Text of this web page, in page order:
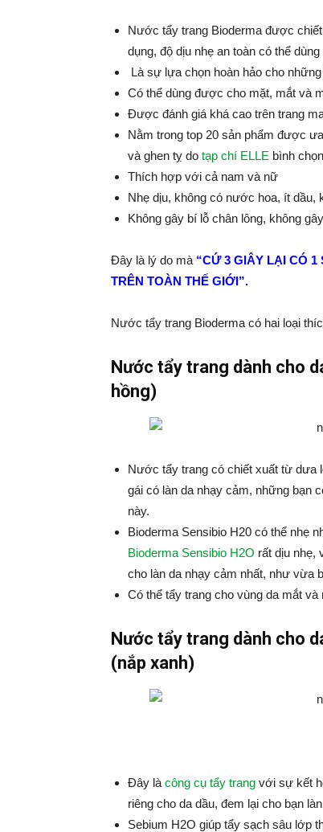
Nước tẩy trang Bioderma được
dụng, độ dịu nhẹ an toàn có thể
Là sự lựa chọn hoàn hảo cho
Có thể dùng được cho mặt, mắt và
Được đánh giá khá cao trên trang
Nằm trong top 20 sản phẩm được
và ghen tỵ do tạp chí ELLE bình
Thích hợp với cả nam và nữ
Nhẹ dịu, không có nước hoa, ít dầu,
Không gây bí lỗ chân lông, không
Đây là lý do mà “CỨ 3 GIÂY LẠI CÓ
TRÊN TOÀN THẾ GIỚI”.
Nước tẩy trang Bioderma có hai loại
Nước tẩy trang dành cho
hồng)
Nước tẩy trang có chiết xuất từ dưa
gái có làn da nhạy cảm, những bạn
này.
Bioderma Sensibio H20 có thể nhẹ
Bioderma Sensibio H2O rất dịu nhẹ,
cho làn da nhạy cảm nhất, như vừa
Có thể tẩy trang cho vùng da mắt và
Nước tẩy trang dành cho
(nắp xanh)
Đây là công cụ tẩy trang với sự kết
riêng cho da dầu, đem lại cho bạn
Sebium H2O giúp tẩy sạch sâu lớp